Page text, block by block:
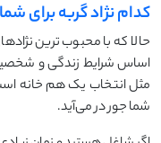
کدام نژاد گربه برای
حالا که با محبوب ‌ترین
اساس شرایط زندگی و
مثل انتخاب یک هم ‌خانه
شما جور در می‌آید.